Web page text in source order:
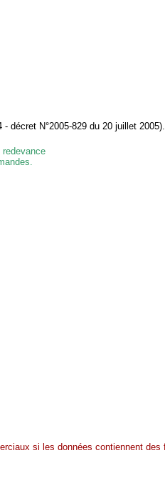
N°2005-829 du 20 juillet
si les données contiennent